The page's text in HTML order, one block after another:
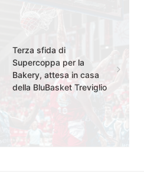
Terza sfida di
Supercoppa per la
Bakery, attesa in casa
della BluBasket Treviglio